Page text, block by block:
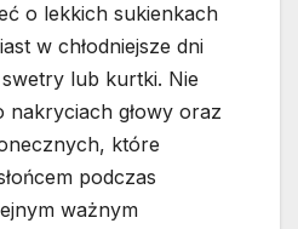
o lekkich sukienkach
w chłodniejsze dni
swetry lub kurtki. Nie
nakryciach głowy oraz
które
podczas
ważnym